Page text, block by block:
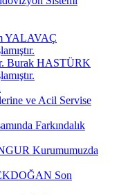
YALAVAÇ
Burak HASTÜRK
ve Acil Servise
Farkındalık
Kurumumuzda
Son